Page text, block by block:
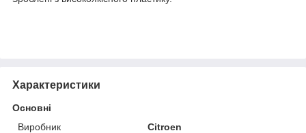
Характеристики
Основні
Виробник
Citroen